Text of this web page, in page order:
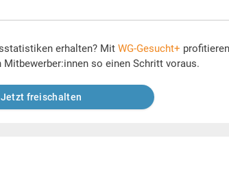
erhalten? Mit WG-Gesucht+
so einen Schritt voraus.
Jetzt freischalten